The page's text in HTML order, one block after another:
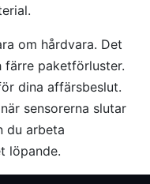
om hårdvara. Det
paketförluster.
dina affärsbeslut.
sensorerna slutar
du arbeta
löpande.